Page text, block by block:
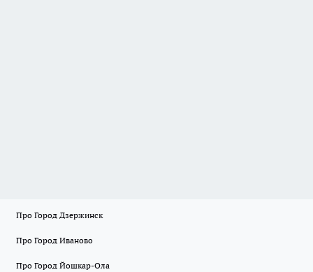
Про Город Дзержинск
Про Город Иваново
Про Город Йошкар-Ола